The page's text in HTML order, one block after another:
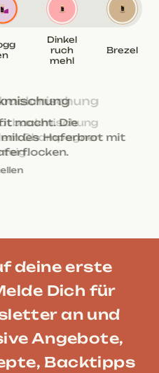
Dinkel
ruch
mehl
Brezel
Brotbackmischung
edlem Champagner-
Sauerteig.
deine erste
Dich für
an und
Angebote,
Backtipps